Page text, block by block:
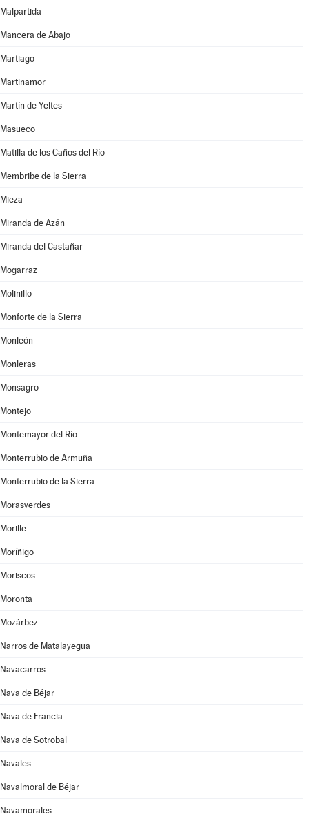
Malpartida
Mancera de Abajo
Martiago
Martinamor
Martín de Yeltes
Masueco
Matilla de los Caños del Río
Membribe de la Sierra
Mieza
Miranda de Azán
Miranda del Castañar
Mogarraz
Molinillo
Monforte de la Sierra
Monleón
Monleras
Monsagro
Montejo
Montemayor del Río
Monterrubio de Armuña
Monterrubio de la Sierra
Morasverdes
Morille
Moríñigo
Moriscos
Moronta
Mozárbez
Narros de Matalayegua
Navacarros
Nava de Béjar
Nava de Francia
Nava de Sotrobal
Navales
Navalmoral de Béjar
Navamorales